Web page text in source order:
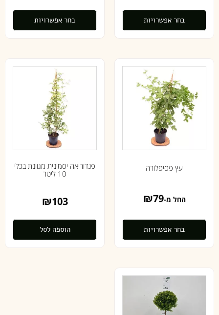
בחר אפשרויות בחר אפשרויות
עץ פסיפלורה
החל מ- ₪79
בחר אפשרויות
פנדוריאה יסמינית מגוונת בכלי
10 ליטר
₪103
הוספה לסל